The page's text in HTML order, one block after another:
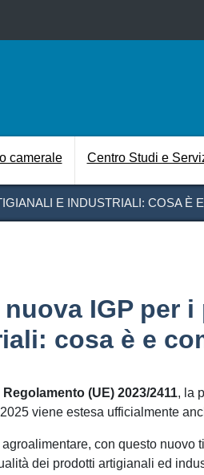
camerale Centro Studi e
E INDUSTRIALI: COSA È
IGP per
cosa è e
Regolamento (UE) 2023/2411, la
viene estesa ufficialmente
con questo
dei prodotti artigianali ed